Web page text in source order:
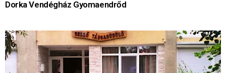
Dorka Vendégház Gyomaendrőd